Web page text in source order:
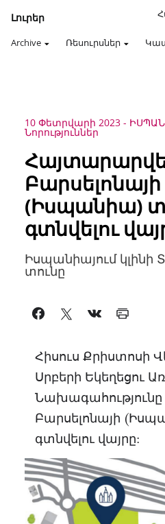
Լուրեր
Archive Ռեսուրսներ
10 Փետրվարի 2023 -
Նորություններ
Բարսելոնայի
(Իսպանիա)
գտնվելու
Իսպանիայում կլինի
տունը
Հիսուս Քրիստոսի
Սրբերի Եկեղեցու
Բարսելոնայի
գտնվելու վայրը: